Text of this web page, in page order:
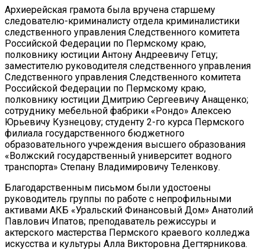
Архиерейская грамота была вручена старшему
следователю-криминалисту отдела криминалистики
следственного управления Следственного комитета
Российской Федерации по Пермскому краю,
полковнику юстиции Антону Андреевичу Гетцу;
заместителю руководителя следственного управления
Следственного управления Следственного комитета
Российской Федерации по Пермскому краю,
полковнику юстиции Дмитрию Сергеевичу Анащенко;
сотруднику мебельной фабрики «Рондо» Алексею
Юрьевичу Кузнецову; студенту 2-го курса Пермского
филиала государственного бюджетного
образовательного учреждения высшего образования
«Волжский государственный университет водного
транспорта» Степану Владимировичу Теленкову.
Благодарственным письмом были удостоены
руководитель группы по работе с непрофильными
активами АКБ «Уральский Финансовый Дом» Анатолий
Павлович Ипатов; преподаватель режиссуры и
актерского мастерства Пермского краевого колледжа
искусства и культуры Алла Викторовна Дегтярникова.